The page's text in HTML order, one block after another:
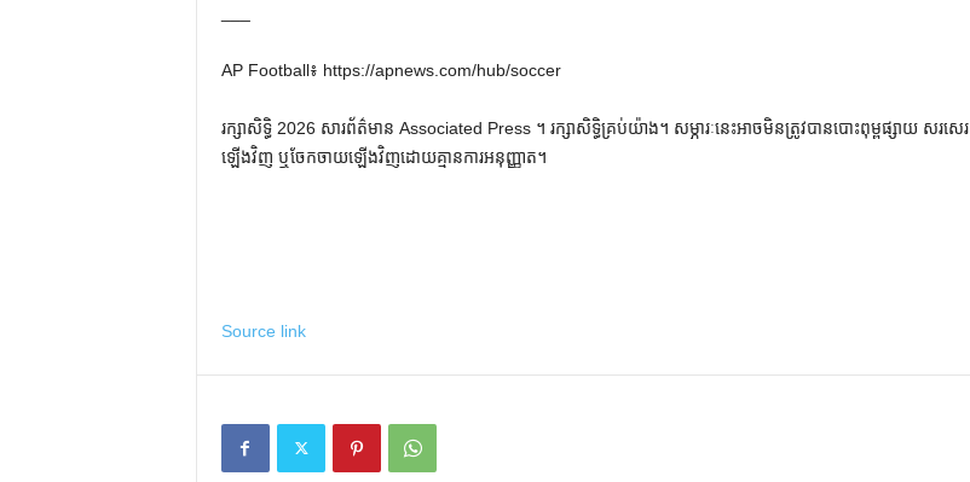
AP Football៖ https://apnews.com/hub/soccer
រក្សាសិទ្ធិ 2026 សារព័ត៌មាន Associated Press ។ រក្សាសិទ្ធិគ្រប់យ៉ាង។ សម្ភារៈនេះអាចមិនត្រូវបានបោះពុម្ពផ្សាយ សរសេរ
ឡើងវិញ ឬចែកចាយឡើងវិញដោយគ្មានការអនុញ្ញាត។
Source link